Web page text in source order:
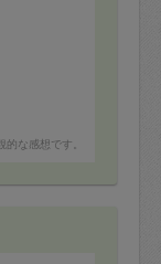
な感想です。